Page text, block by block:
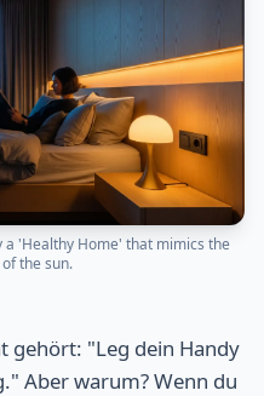
'Healthy Home' that mimics the
the sun.
gehört: "Leg dein Handy
Aber warum? Wenn du